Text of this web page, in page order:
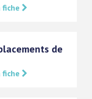
fiche
de
fiche